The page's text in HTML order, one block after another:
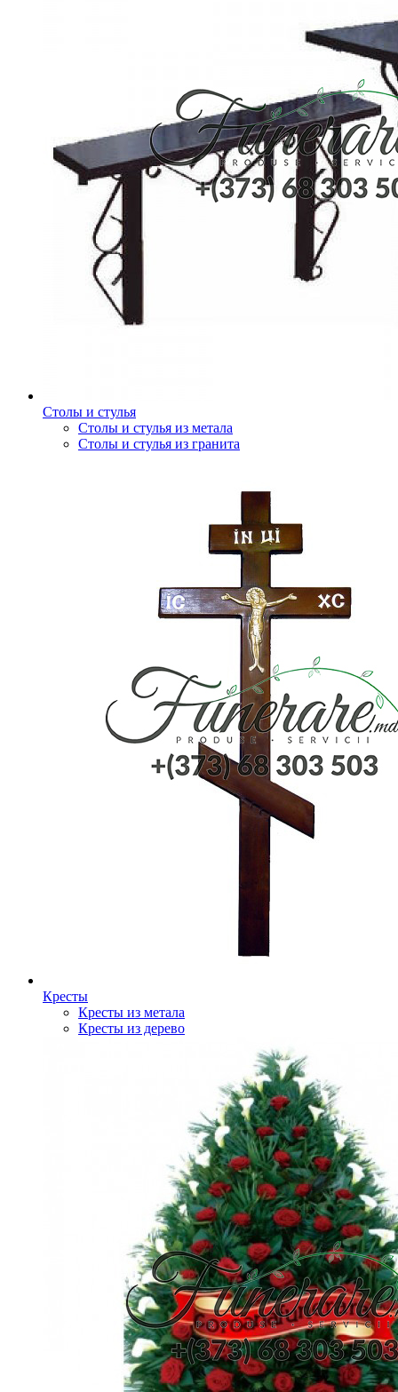
Столы и стулья
Столы и стулья из метала
Столы и стулья из гранита
Кресты
Кресты из метала
Кресты из дерево